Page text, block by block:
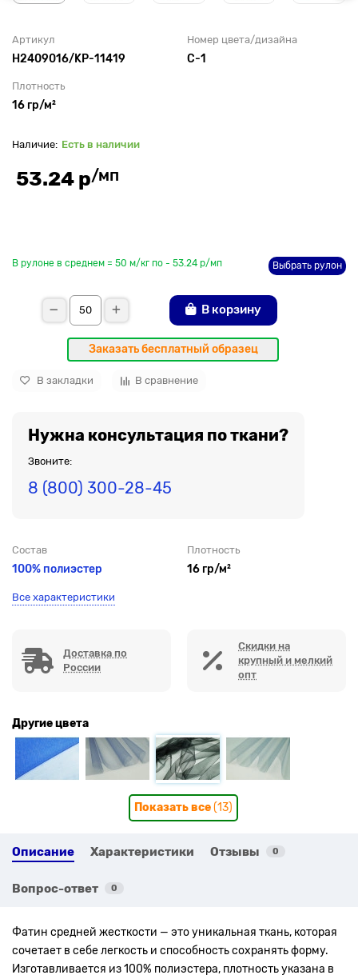
Артикул
Н2409016/KP-11419
Номер цвета/дизайна
C-1
Плотность
16 гр/м²
Есть в наличии
53.24 р/мп
В рулоне в среднем = 50 м/кг по - 53.24 р/мп Выбрать рулон
В корзину
Заказать бесплатный образец
В закладки В сравнение
Нужна консультация по ткани?
Звоните:
8 (800) 300-28-45
Состав
100% полиэстер
Плотность
16 гр/м²
Все характеристики
Доставка по
России
Скидки на
крупный и мелкий
опт
Другие цвета
Показать все(13)
Описание Характеристики Отзывы 0
Вопрос-ответ 0
Фатин средней жесткости — это уникальная ткань, которая
сочетает в себе легкость и способность сохранять форму.
Изготавливается из 100% полиэстера, плотность указана в